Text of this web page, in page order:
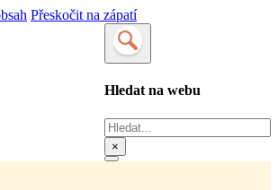
Přeskočit na zápatí
Hledat na webu
Hledat
×